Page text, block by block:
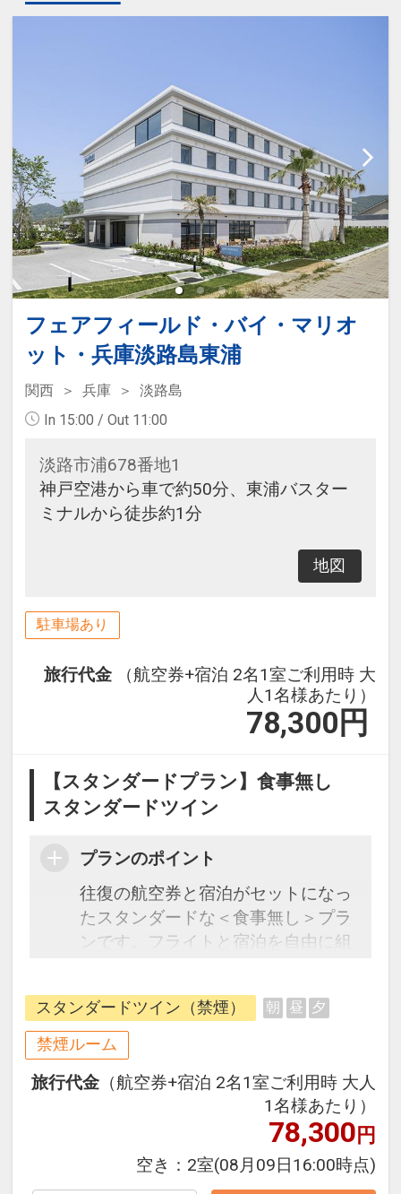
フェアフィールド・バイ・マリオ
ット・兵庫淡路島東浦
関西 兵庫
淡路島
In 15:00 / Out 11:00
淡路市浦678番地1
神戸空港から車で約50分、東浦バスター
ミナルから徒歩約1分
地図
駐車場あり
旅行代金
（航空券+宿泊 2名1室ご利用時 大
人1名様あたり）
78,300 円
【スタンダードプラン】食事無し
スタンダードツイン
プランのポイント
往復の航空券と宿泊がセットになっ
たスタンダードな＜食事無し＞プラ
ンです。フライトと宿泊を自由に組
ージだから、一都市滞在はもちろん
周遊旅行にも最適！
旅行期間中の1泊だけの宿泊や延
泊・飛び泊なども自由自在です。
フライトは、安心のJAL（または
JALグループ）確約！フライトマイ
オプションでレンタカーや現地交
スタンダードツイン（禁煙） 朝 昼 夕
禁煙ルーム
旅行代金 （航空券+宿泊 2名1室ご利用時 大人
1名様あたり）
78,300円
空き： 2室(08月09日16:00時点)